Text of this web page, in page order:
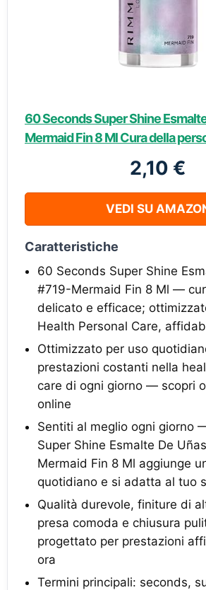
60 Seconds Super Shine
Mermaid Fin 8 Ml Cura della
2,10 €
VEDI SU
Caratteristiche
60 Seconds Super Shine
#719-Mermaid Fin 8 Ml —
delicato e efficace;
Health Personal Care,
Ottimizzato per uso
prestazioni costanti nella
care di ogni giorno — scopri
online
Sentiti al meglio ogni giorno
Super Shine Esmalte De
Mermaid Fin 8 Ml aggiunge
quotidiano e si adatta al tuo
Qualità durevole, finiture di
presa comoda e chiusura
progettato per prestazioni
ora
Termini principali: seconds,